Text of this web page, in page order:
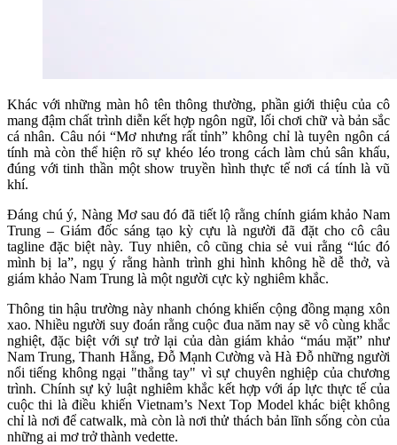
Khác với những màn hô tên thông thường, phần giới thiệu của cô
mang đậm chất trình diễn kết hợp ngôn ngữ, lối chơi chữ và bản sắc
cá nhân. Câu nói “Mơ nhưng rất tỉnh” không chỉ là tuyên ngôn cá
tính mà còn thể hiện rõ sự khéo léo trong cách làm chủ sân khấu,
đúng với tinh thần một show truyền hình thực tế nơi cá tính là vũ
khí.
Đáng chú ý, Nàng Mơ sau đó đã tiết lộ rằng chính giám khảo Nam
Trung – Giám đốc sáng tạo kỳ cựu là người đã đặt cho cô câu
tagline đặc biệt này. Tuy nhiên, cô cũng chia sẻ vui rằng “lúc đó
mình bị la”, ngụ ý rằng hành trình ghi hình không hề dễ thở, và
giám khảo Nam Trung là một người cực kỳ nghiêm khắc.
Thông tin hậu trường này nhanh chóng khiến cộng đồng mạng xôn
xao. Nhiều người suy đoán rằng cuộc đua năm nay sẽ vô cùng khắc
nghiệt, đặc biệt với sự trở lại của dàn giám khảo “máu mặt” như
Nam Trung, Thanh Hằng, Đỗ Mạnh Cường và Hà Đỗ những người
nổi tiếng không ngại "thẳng tay" vì sự chuyên nghiệp của chương
trình. Chính sự kỷ luật nghiêm khắc kết hợp với áp lực thực tế của
cuộc thi là điều khiến Vietnam’s Next Top Model khác biệt không
chỉ là nơi để catwalk, mà còn là nơi thử thách bản lĩnh sống còn của
những ai mơ trở thành vedette.